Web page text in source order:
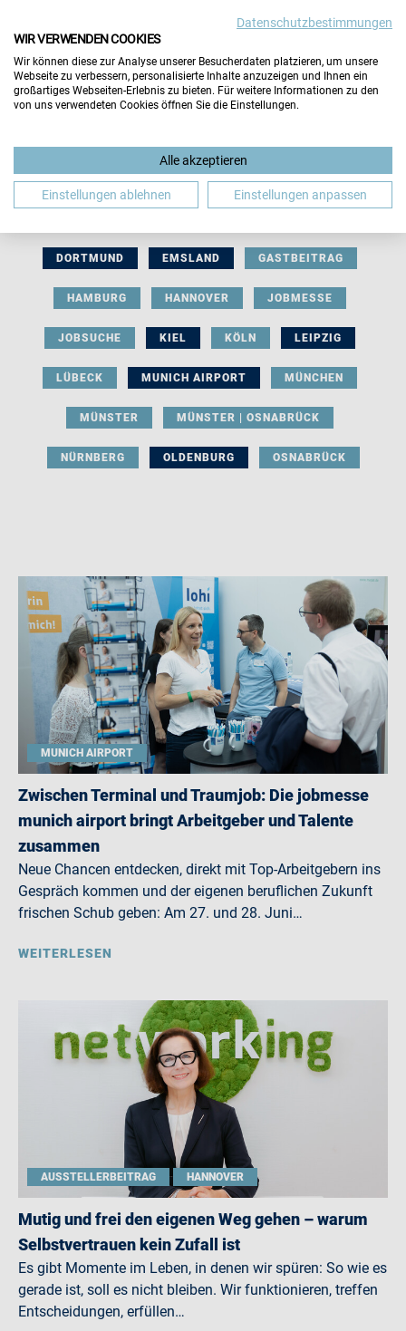
BERUFLICHE ORIENTIERUNG BEWERBUNG
DORTMUND EMSLAND GASTBEITRAG
HAMBURG HANNOVER JOBMESSE
JOBSUCHE KIEL KÖLN LEIPZIG
LÜBECK MUNICH AIRPORT MÜNCHEN
MÜNSTER MÜNSTER | OSNABRÜCK
NÜRNBERG OLDENBURG OSNABRÜCK
MUNICH AIRPORT
Zwischen Terminal und Traumjob: Die jobmesse
munich airport bringt Arbeitgeber und Talente
zusammen
Neue Chancen entdecken, direkt mit Top-Arbeitgebern ins
Gespräch kommen und der eigenen beruflichen Zukunft
frischen Schub geben: Am 27. und 28. Juni…
WEITERLESEN
AUSSTELLERBEITRAG HANNOVER
Mutig und frei den eigenen Weg gehen – warum
Selbstvertrauen kein Zufall ist
Es gibt Momente im Leben, in denen wir spüren: So wie es
gerade ist, soll es nicht bleiben. Wir funktionieren, treffen
Entscheidungen, erfüllen…
Datenschutzbestimmungen
WIR VERWENDEN COOKIES
Wir können diese zur Analyse unserer Besucherdaten platzieren, um unsere
Webseite zu verbessern, personalisierte Inhalte anzuzeigen und Ihnen ein
großartiges Webseiten-Erlebnis zu bieten. Für weitere Informationen zu den
von uns verwendeten Cookies öffnen Sie die Einstellungen.
Alle akzeptieren
Einstellungen ablehnen Einstellungen anpassen